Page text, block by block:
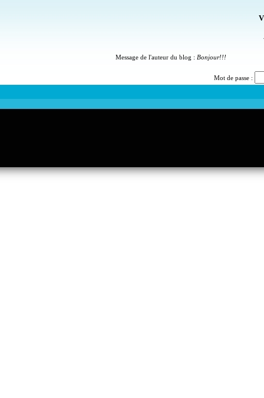
Message de l'auteur du blog : Bonjour!!!
Mot de passe :